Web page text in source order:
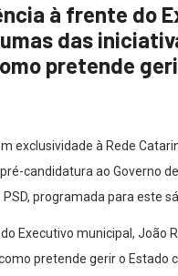
à frente do
das
pretende
exclusividade à Rede
candidatura ao Governo
programada para este
Executivo municipal, João
pretende gerir o Estado